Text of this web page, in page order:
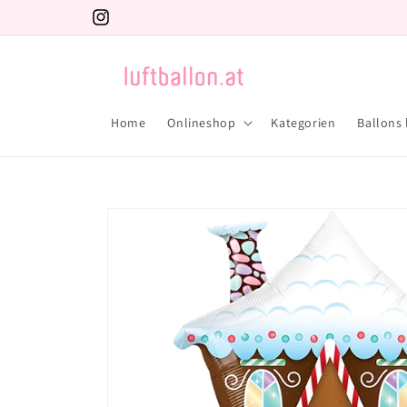
Inhalt
Instagram
Home Onlineshop Kategorien Ballons
Produktinformationen